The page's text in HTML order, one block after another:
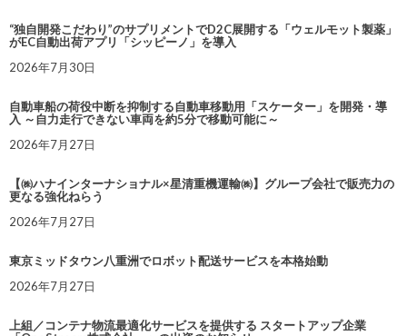
“独自開発こだわり”のサプリメントでD2C展開する「ウェルモット製薬」
がEC自動出荷アプリ「シッピーノ」を導入
2026年7月30日
自動車船の荷役中断を抑制する自動車移動用「スケーター」を開発・導
入 ～自力走行できない車両を約5分で移動可能に～
2026年7月27日
【㈱ハナインターナショナル×星清重機運輸㈱】グループ会社で販売力の
更なる強化ねらう
2026年7月27日
東京ミッドタウン八重洲でロボット配送サービスを本格始動
2026年7月27日
上組／コンテナ物流最適化サービスを提供する スタートアップ企業